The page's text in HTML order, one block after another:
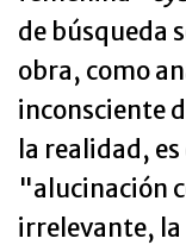
de búsqueda
obra, como
inconsciente
la realidad,
"alucinación
irrelevante, la